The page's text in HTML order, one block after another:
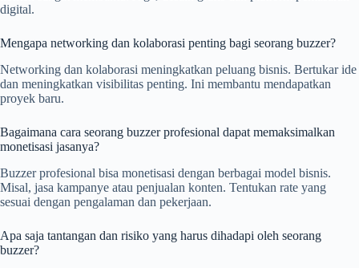
digital.
Mengapa networking dan kolaborasi penting bagi seorang buzzer?
Networking dan kolaborasi meningkatkan peluang bisnis. Bertukar ide
dan meningkatkan visibilitas penting. Ini membantu mendapatkan
proyek baru.
Bagaimana cara seorang buzzer profesional dapat memaksimalkan
monetisasi jasanya?
Buzzer profesional bisa monetisasi dengan berbagai model bisnis.
Misal, jasa kampanye atau penjualan konten. Tentukan rate yang
sesuai dengan pengalaman dan pekerjaan.
Apa saja tantangan dan risiko yang harus dihadapi oleh seorang
buzzer?